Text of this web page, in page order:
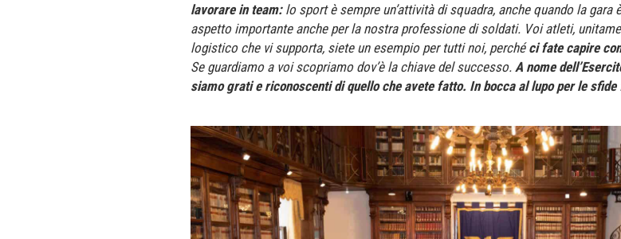
lavorare in team:lo sport è sempre un’attività di squadra, anche quando la gara
aspetto importante anche per la nostra professione di soldati. Voi atleti,
logistico che vi supporta, siete un esempio per tutti noi, perchéci fate capire
Se guardiamo a voi scopriamo dov’è la chiave del successo. A nome
siamo grati e riconoscenti di quello che avete fatto. In bocca al lupo per le sfide